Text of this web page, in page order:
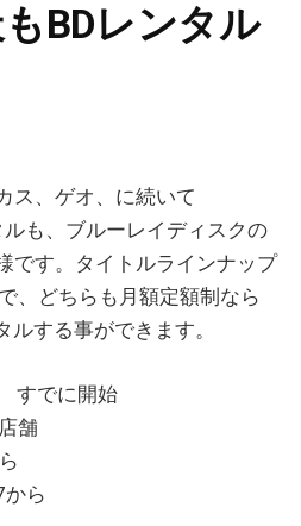
BDレンタル
ス、ゲオ、に続いて
も、ブルーレイディスクの
です。タイトルラインナップ
、どちらも月額定額制なら
ルする事ができます。
すでに開始
舗
ら